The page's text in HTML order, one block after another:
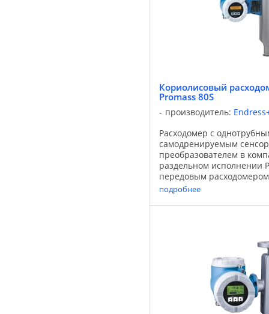
Кориолисовый
Promass 80S
производитель:
Расходомер с
самодренируемым
преобразователем в
раздельном исполнении
передовым
исполнении – решение
отвечает всем
установки ...
подробнее